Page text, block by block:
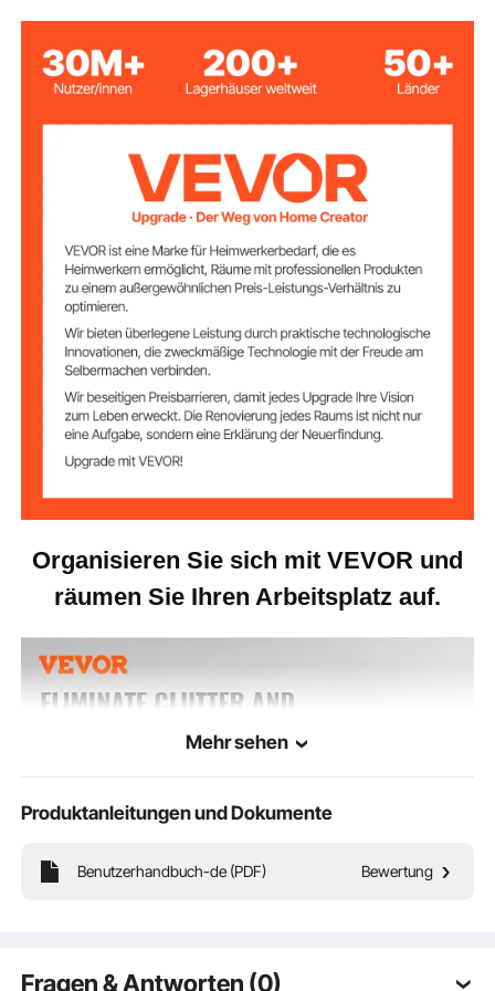
Produktgröße
13,9 x 12 x 13 Zoll / 355 x
305 x 330 mm
12,6 x 11,1 x 2,2 Zoll / 320 x
282 x 55 mm
Spanplatte der Güteklasse
P2 & MDF
Verstellbares
Regal
0,9-2,2 Zoll / 2,3–5,6 cm
Tragfähigkeit
eines einzelnen
Fachs
22 lbs / 10 kg
Organisieren Sie sich mit VEVOR und
räumen Sie Ihren Arbeitsplatz auf.
Mehr sehen
Produktanleitungen und Dokumente
Benutzerhandbuch-de (PDF) Bewertung
Fragen & Antworten (0)